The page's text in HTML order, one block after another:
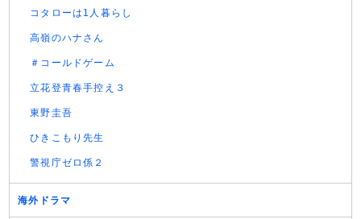
コタローは1人暮らし
高嶺のハナさん
＃コールドゲーム
立花登青春手控え３
東野圭吾
ひきこもり先生
警視庁ゼロ係２
海外ドラマ